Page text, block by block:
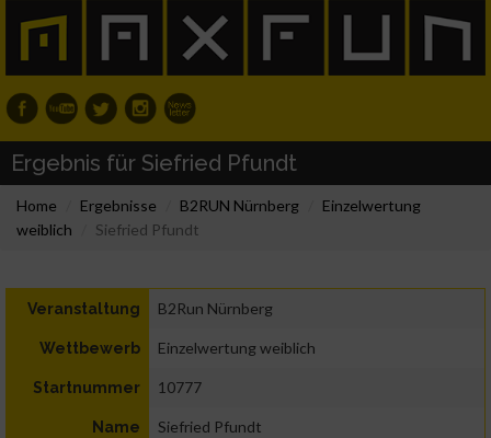
Ergebnis für Siefried Pfundt
Home Ergebnisse B2RUN Nürnberg
Einzelwertung
weiblich
Siefried Pfundt
Veranstaltung B2Run Nürnberg
Wettbewerb Einzelwertung weiblich
Startnummer 10777
Name Siefried Pfundt